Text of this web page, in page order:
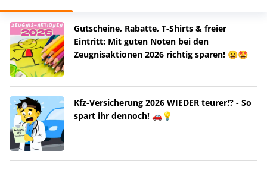
Gutscheine, Rabatte, T-Shirts & freier
Eintritt: Mit guten Noten bei den
Zeugnisaktionen 2026 richtig sparen! 😀🤩
Kfz-Versicherung 2026 WIEDER teurer!? - So
spart ihr dennoch! 🚗💡